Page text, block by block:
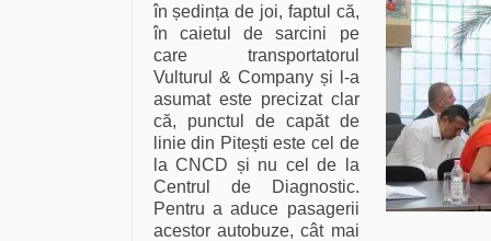
în ședința de joi, faptul că,
în caietul de sarcini pe
care transportatorul
Vulturul & Company și l-a
asumat este precizat clar
că, punctul de capăt de
linie din Pitești este cel de
la CNCD și nu cel de la
Centrul de Diagnostic.
Pentru a aduce pasagerii
acestor autobuze, cât mai